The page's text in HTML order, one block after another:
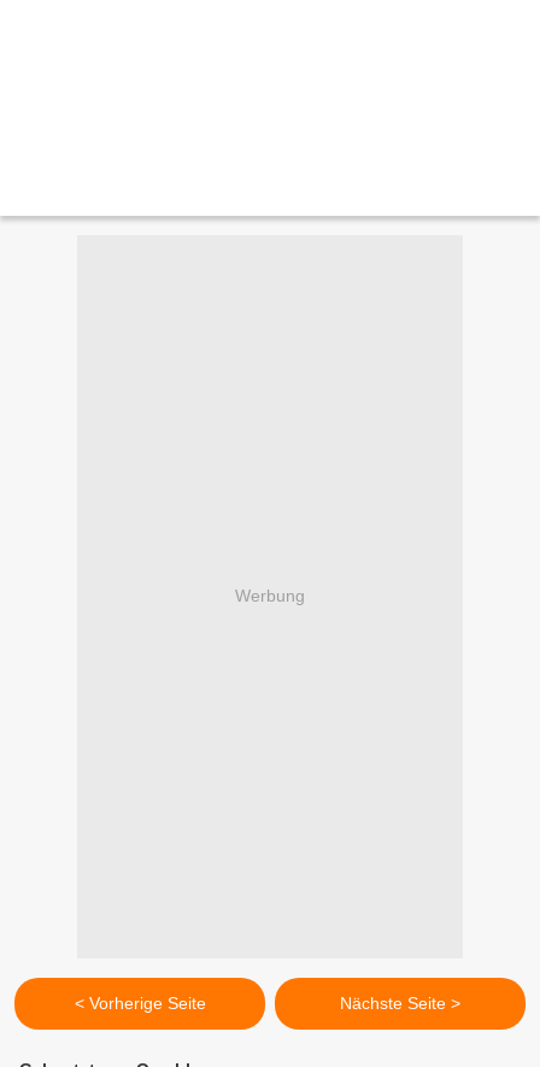
Werbung
< Vorherige Seite Nächste Seite >